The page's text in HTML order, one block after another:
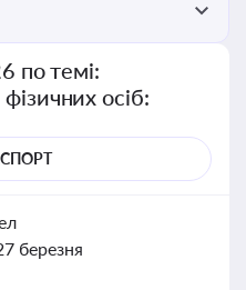
по темі:
осіб:
березня